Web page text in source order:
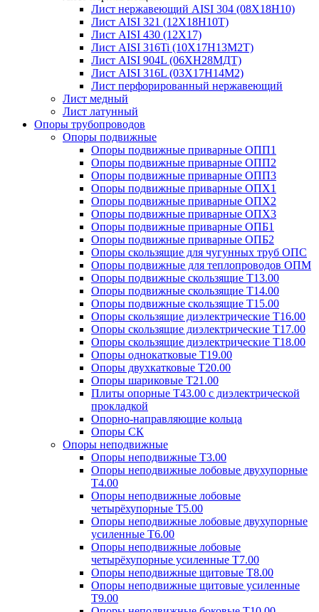
Лист нержавеющий AISI 304 (08Х18Н10)
Лист AISI 321 (12Х18Н10Т)
Лист AISI 430 (12Х17)
Лист AISI 316Ti (10Х17Н13М2Т)
Лист AISI 904L (06ХН28МДТ)
Лист AISI 316L (03Х17Н14М2)
Лист перфорированный нержавеющий
Лист медный
Лист латунный
Опоры трубопроводов
Опоры подвижные
Опоры подвижные приварные ОПП1
Опоры подвижные приварные ОПП2
Опоры подвижные приварные ОПП3
Опоры подвижные приварные ОПХ1
Опоры подвижные приварные ОПХ2
Опоры подвижные приварные ОПХ3
Опоры подвижные приварные ОПБ1
Опоры подвижные приварные ОПБ2
Опоры скользящие для чугунных труб ОПС
Опоры подвижные для теплопроводов ОПМ
Опоры подвижные скользящие Т13.00
Опоры подвижные скользящие Т14.00
Опоры подвижные скользящие Т15.00
Опоры скользящие диэлектрические Т16.00
Опоры скользящие диэлектрические Т17.00
Опоры скользящие диэлектрические Т18.00
Опоры однокатковые Т19.00
Опоры двухкатковые Т20.00
Опоры шариковые Т21.00
Плиты опорные Т43.00 с диэлектрической
прокладкой
Опорно-направляющие кольца
Опоры СК
Опоры неподвижные
Опоры неподвижные Т3.00
Опоры неподвижные лобовые двухупорные
Т4.00
Опоры неподвижные лобовые
четырёхупорные Т5.00
Опоры неподвижные лобовые двухупорные
усиленные Т6.00
Опоры неподвижные лобовые
четырёхупорные усиленные Т7.00
Опоры неподвижные щитовые Т8.00
Опоры неподвижные щитовые усиленные
Т9.00